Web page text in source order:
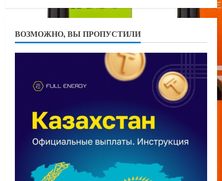
ВОЗМОЖНО, ВЫ ПРОПУСТИЛИ